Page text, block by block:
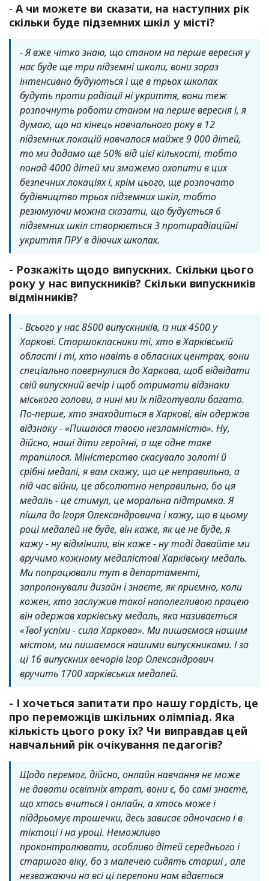
-А чи можете ви сказати, на наступних рік
скільки буде підземних шкіл у місті?
- Я вже чітко знаю, що станом на перше вересня у
нас буде ще три підземні школи, вони зараз
інтенсивно будуються і ще в трьох школах
будуть проти радіації ні укриття, вони теж
розпочнуть роботи станом на перше вересня і, я
думаю, що на кінець навчального року в 12
підземних локацій навчалося майже 9 000 дітей,
то ми додамо ще 50% від цієї кількості, тобто
понад 4000 дітей ми зможемо охопити в цих
безпечних локаціях і, крім цього, ще розпочато
будівництво трьох підземних шкіл, тобто
резюмуючи можна сказати, що будується 6
підземних шкіл створюється 3 протирадіаційні
укриття ПРУ в діючих школах.
- Розкажіть щодо випускних. Скільки цього
року у нас випускників? Скільки випускників
відмінників?
- Всього у нас 8500 випускників, із них 4500 у
Харкові. Старшокласники ті, хто в Харківській
області і ті, хто навіть в обласних центрах, вони
спеціально повернулися до Харкова, щоб відвідати
свій випускний вечір і щоб отримати відзнаки
міського голови, а нині ми їх підготували багато.
По-перше, хто знаходиться в Харкові, він одержав
відзнаку - «Пишаюся твоєю незламністю». Ну,
дійсно, наші діти героїчні, а ще одне таке
трапилося. Міністерство скасувало золоті й
срібні медалі, я вам скажу, що це неправильно, а
під час війни, це абсолютно неправильно, бо ця
медаль - це стимул, це моральна підтримка. Я
пішла до Ігоря Олександровича і кажу, що в цьому
році медалей не буде, він каже, як це не буде, я
кажу - ну відмінили, він каже - ну тоді давайте ми
вручимо кожному медалістові Харківську медаль.
Ми попрацювали тут в департаменті,
запропонували дизайн і знаєте, як приємно, коли
кожен, хто заслужив такої наполегливою працею
він одержав харківську медаль, яка називається
«Твої успіхи - сила Харкова». Ми пишаємося нашим
містом, ми пишаємося нашими випускниками. І за
ці 16 випускних вечорів Ігор Олександрович
вручить 1700 харківських медалей.
- І хочеться запитати про нашу гордість, це
про переможців шкільних олімпіад. Яка
кількість цього року їх? Чи виправдав цей
навчальний рік очікування педагогів?
Щодо перемог, дійсно, онлайн навчання не може
не давати освітніх втрат, вони є, бо самі знаєте,
що хтось вчиться і онлайн, а хтось може і
піддрьомує трошечки, десь зависає одночасно і в
тіктоці і на уроці. Неможливо
проконтролювати, особливо дітей середнього і
старшого віку, бо з малечею сидять старші , але
незважаючи на всі ці перепони нам вдається